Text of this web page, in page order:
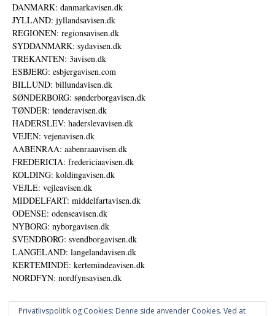
DANMARK: danmarkavisen.dk
JYLLAND: jyllandsavisen.dk
REGIONEN: regionsavisen.dk
SYDDANMARK: sydavisen.dk
TREKANTEN: 3avisen.dk
ESBJERG: esbjergavisen.com
BILLUND: billundavisen.dk
SØNDERBORG: sønderborgavisen.dk
TØNDER: tønderavisen.dk
HADERSLEV: haderslevavisen.dk
VEJEN: vejenavisen.dk
AABENRAA: aabenraaavisen.dk
FREDERICIA: fredericiaavisen.dk
KOLDING: koldingavisen.dk
VEJLE: vejleavisen.dk
MIDDELFART: middelfartavisen.dk
ODENSE: odenseavisen.dk
NYBORG: nyborgavisen.dk
SVENDBORG: svendborgavisen.dk
LANGELAND: langelandavisen.dk
KERTEMINDE: kertemindeavisen.dk
NORDFYN: nordfynsavisen.dk
Privatlivspolitik og Cookies: Denne side anvender Cookies. Ved at